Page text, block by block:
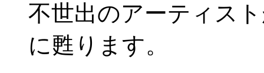
不世出のアーティス
に甦ります。